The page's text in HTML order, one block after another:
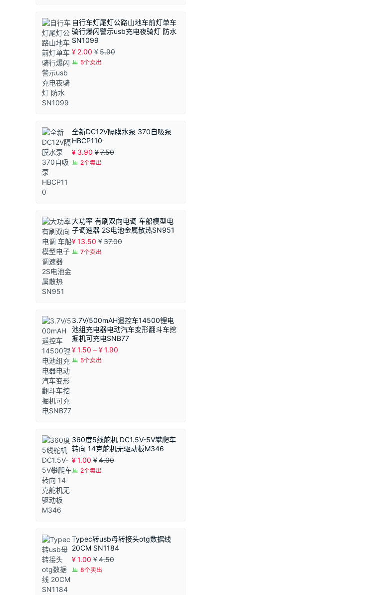
自行车灯尾灯公路山地车前灯单车
骑行爆闪警示usb充电夜骑灯 防水
SN1099
¥ 2.00 ¥5.90
5个卖出
全新DC12V隔膜水泵 370自吸泵
HBCP110
¥ 3.90 ¥7.50
2个卖出
大功率 有刷双向电调 车船模型电
子调速器 2S电池金属散热SN951
¥13.50 ¥37.00
7个卖出
3.7V/500mAH遥控车14500锂电
池组充电器电动汽车变形翻斗车挖
掘机可充电SNB77
¥1.50 – ¥1.90
5个卖出
360度5线舵机 DC1.5V-5V攀爬车
转向 14克舵机无驱动板M346
¥1.00 ¥4.00
2个卖出
Typec转usb母转接头otg数据线
20CM SN1184
¥1.00 ¥4.50
8个卖出